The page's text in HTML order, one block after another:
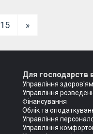
15 »
Для господарств
Управління здоров'ям
Управління
Фінансування
Облік та
Управління
Управління